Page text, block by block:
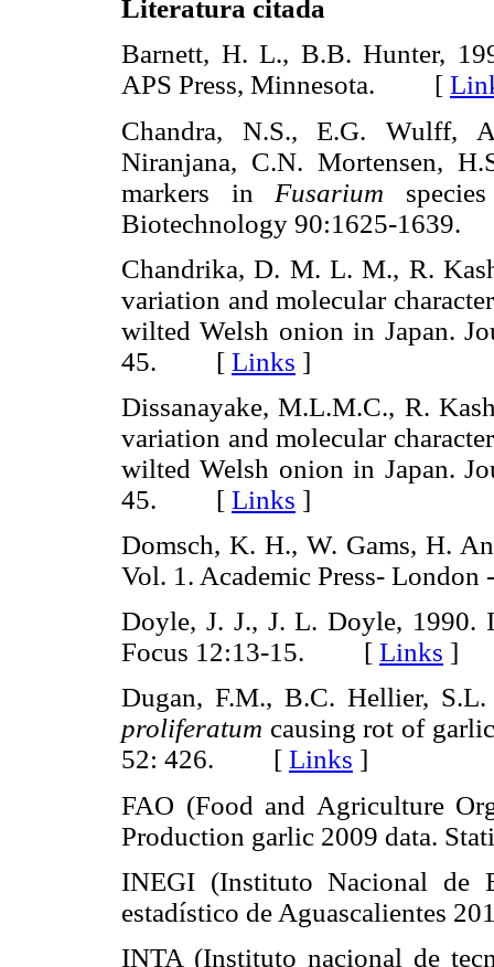
Literatura citada
Barnett, H. L., B.B. Hunter,
APS Press, Minnesota. [
Chandra, N.S., E.G. Wulff,
Niranjana, C.N. Mortensen,
markers in Fusarium
Biotechnology 90:1625-
Chandrika, D. M. L. M., R.
variation and molecular
wilted Welsh onion in Japan.
45. [ Links ]
Dissanayake, M.L.M.C., R.
variation and molecular
wilted Welsh onion in Japan.
45. [ Links ]
Domsch, K. H., W. Gams, H.
Vol. 1. Academic Press-
Doyle, J. J., J. L. Doyle, 1990.
Focus 12:13-15. [ Links ]
Dugan, F.M., B.C. Hellier,
proliferatum causing rot of
52: 426. [ Links ]
FAO (Food and Agriculture
Production garlic 2009 data.
INEGI (Instituto Nacional de
estadístico de
INTA (Instituto nacional de